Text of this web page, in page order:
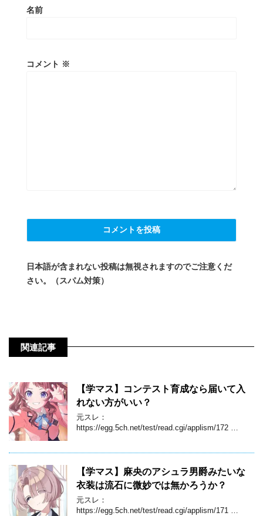
名前
コメント ※
日本語が含まれない投稿は無視されますのでご注意くだ
さい。（スパム対策）
関連記事
【学マス】コンテスト育成なら届いて入
れない方がいい？
元スレ：
https://egg.5ch.net/test/read.cgi/applism/172 …
【学マス】麻央のアシュラ男爵みたいな
衣装は流石に微妙では無かろうか？
元スレ：
https://egg.5ch.net/test/read.cgi/applism/171 …